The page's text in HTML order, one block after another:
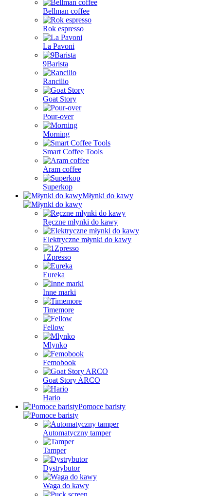
Bellman coffee
Rok espresso
La Pavoni
9Barista
Rancilio
Goat Story
Pour-over
Morning
Smart Coffee Tools
Aram coffee
Superkop
Młynki do kawy
Ręczne młynki do kawy
Elektryczne młynki do kawy
1Zpresso
Eureka
Inne marki
Timemore
Fellow
Mlynko
Femobook
Goat Story ARCO
Hario
Pomoce baristy
Automatyczny tamper
Tamper
Dystrybutor
Waga do kawy